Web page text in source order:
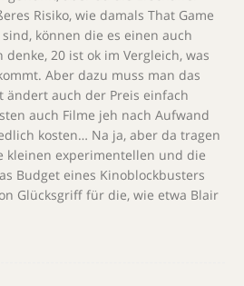
Risiko, wie damals That Game
können die es einen auch
20 ist ok im Vergleich, was
Aber dazu muss man das
ändert auch der Preis einfach
auch Filme jeh nach Aufwand
kosten… Na ja, aber da tragen
kleinen experimentellen und die
Budget eines Kinoblockbusters
Glücksgriff für die, wie etwa Blair